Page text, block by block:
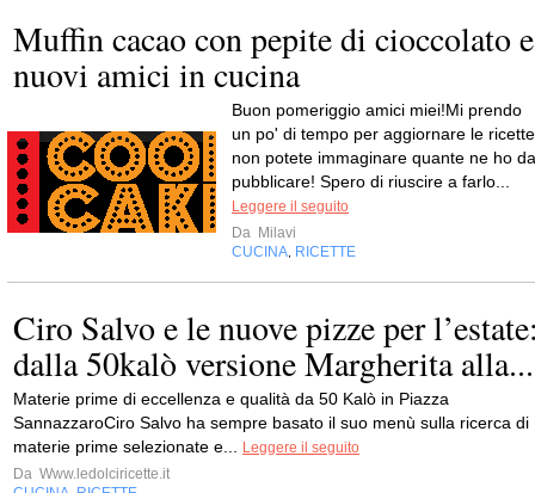
Muffin cacao con pepite di cioccolato e
nuovi amici in cucina
Buon pomeriggio amici miei!Mi prendo
un po' di tempo per aggiornare le
non potete immaginare quante ne ho da
pubblicare! Spero di riuscire a farlo...
Leggere il seguito
Da Milavi
CUCINA RICETTE
Ciro Salvo e le nuove pizze per
dalla 50kalò versione Margherita alla...
Materie prime di eccellenza e qualità da 50 Kalò in Piazza
SannazzaroCiro Salvo ha sempre basato il suo menù sulla ricerca di
materie prime selezionate e...
Leggere il seguito
Da Www.ledolciricette.it